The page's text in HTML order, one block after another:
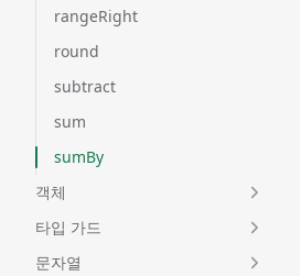
rangeRight
round
subtract
sum
sumBy
객체
타입 가드
문자열